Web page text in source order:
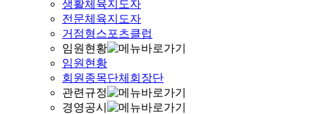
생활체육지도자
전문체육지도자
거점형스포츠클럽
임원현황
임원현황
회원종목단체회장단
관련규정
경영공시